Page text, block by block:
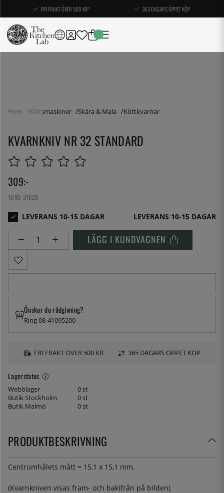
FRI FRAKT ÖVER 500 KR* 365 DAGARS ÖPPET KÖP
Hem Köksmaskiner Skära & Mala Köttkvarnar
KVARNKNIV NR 32 STANDARD
309:-
1095-31628
LEVERANS 10-15 DAGAR
LÄGG I KUNDVAGNEN
Lagerstatus
Webblager
0 st
Butik Stockholm
0 st
Butik Malmö
0 st
Önskar du rådgivning?
Ring 08-41095200
FRI FRAKT ÖVER 500 KR 365 DAGARS ÖPPET KÖP
PRODUKTBESKRIVNING
Centrumhålets mått = 15,1 x 15,1 mm.
(Kvarnkniven visas fram- och bakifrån på bilden)